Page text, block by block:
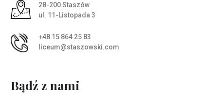
Adres pocztowy:
28-200 Staszów
ul. 11-Listopada 3
+48 15 864 25 83
liceum@staszowski.com
Bądź z nami